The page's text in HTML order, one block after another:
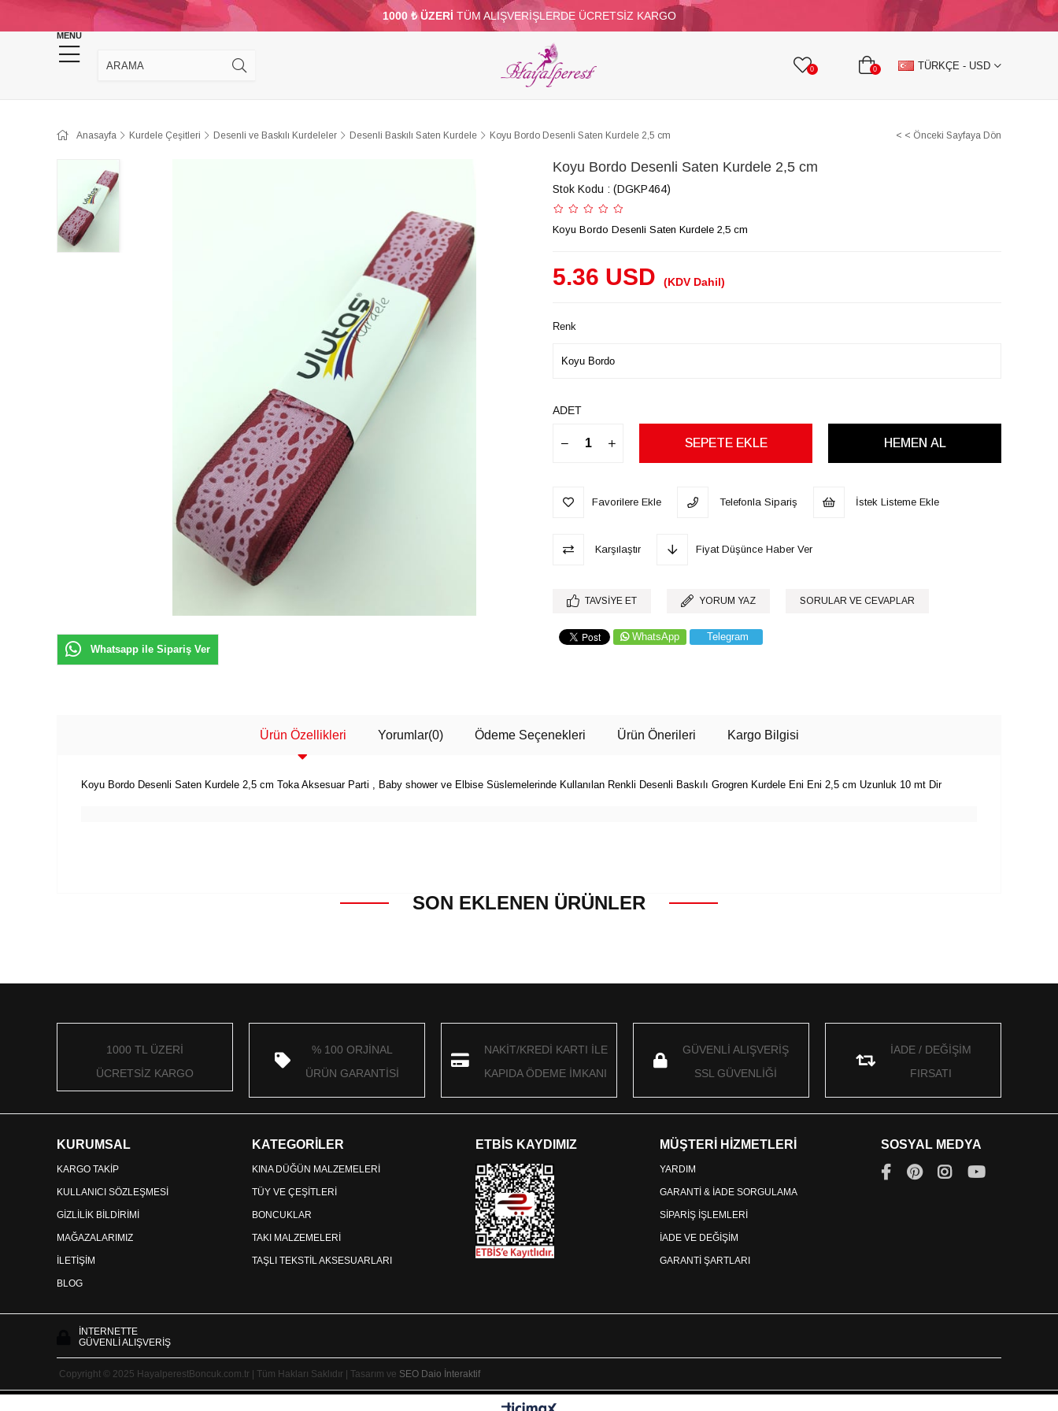
1000 ₺ ÜZERİ TÜM ALIŞVERİŞLERDE ÜCRETSİZ KARGO
MENU
0 0 TÜRKÇE - USD
KINA DÜĞÜN MALZEMELERİ TAKI MALZEMELERİ PARTİ VE SÜS MALZEMELERİ TÜY BONCUKLAR TAŞLI TEKSTİL AKSESUARLARI
TOPTAN DİĞER
Anasayfa Kurdele Çeşitleri Desenli ve Baskılı Kurdeleler Desenli Baskılı Saten Kurdele Koyu Bordo Desenli Saten Kurdele 2,5 cm < < Önceki Sayfaya Dön
Whatsapp ile Sipariş Ver
Koyu Bordo Desenli Saten Kurdele 2,5 cm
Stok Kodu (DGKP464)
Koyu Bordo Desenli Saten Kurdele 2,5 cm
5.36 USD (KDV Dahil)
Renk
ADET
Favorilere Ekle Telefonla Sipariş İstek Listeme Ekle
Karşılaştır Fiyat Düşünce Haber Ver
TAVSIYE ET YORUM YAZ SORULAR VE CEVAPLAR
WhatsApp Telegram
Ürün Özellikleri Yorumlar(0) Ödeme Seçenekleri Ürün Önerileri Kargo Bilgisi
Koyu Bordo Desenli Saten Kurdele 2,5 cm Toka Aksesuar Parti , Baby shower ve Elbise Süslemelerinde Kullanılan Renkli Desenli Baskılı Grogren Kurdele Eni Eni 2,5 cm Uzunluk 10 mt Dir
SON EKLENEN ÜRÜNLER
1000 TL ÜZERİ
ÜCRETSİZ KARGO
% 100 ORJİNAL
ÜRÜN GARANTİSİ
NAKİT/KREDİ KARTI İLE
KAPIDA ÖDEME İMKANI
GÜVENLİ ALIŞVERİŞ
SSL GÜVENLİĞİ
İADE / DEĞİŞİM
FIRSATI
KURUMSAL
KARGO TAKİP
KULLANICI SÖZLEŞMESİ
GİZLİLİK BİLDİRİMİ
MAĞAZALARIMIZ
İLETİŞİM
BLOG
KATEGORİLER
KINA DÜĞÜN MALZEMELERİ
TÜY VE ÇEŞİTLERİ
BONCUKLAR
TAKI MALZEMELERİ
TAŞLI TEKSTİL AKSESUARLARI
ETBİS KAYDIMIZ MÜŞTERİ HİZMETLERİ
YARDIM
GARANTİ & İADE SORGULAMA
SİPARİŞ İŞLEMLERİ
İADE VE DEĞİŞİM
GARANTİ ŞARTLARI
SOSYAL MEDYA
İNTERNETTE
GÜVENLİ ALIŞVERİŞ
Copyright © 2025 HayalperestBoncuk.com.tr | Tüm Hakları Saklıdır | Tasarım ve SEO Daio İnteraktif